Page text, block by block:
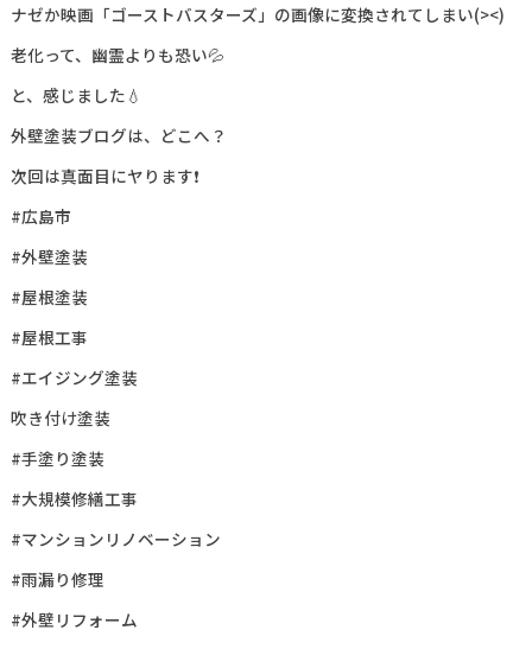
ナゼか映画「ゴーストバスターズ」の画像に変換されてしまい(><)
老化って、幽霊よりも恐い💦
と、感じました💧
外壁塗装ブログは、どこへ？
次回は真面目にヤります❗
#広島市
#外壁塗装
#屋根塗装
#屋根工事
#エイジング塗装
吹き付け塗装
#手塗り塗装
#大規模修繕工事
#マンションリノベーション
#雨漏り修理
#外壁リフォーム